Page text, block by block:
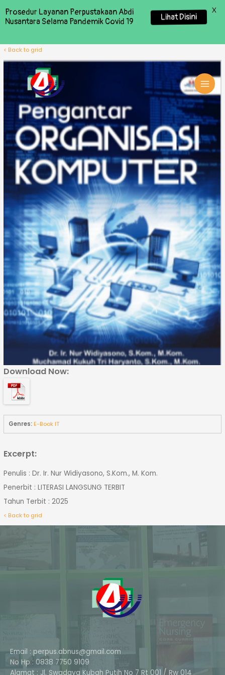
< Back to grid
Download Now:
Genres:E-Book IT
Excerpt:
Penulis : Dr. Ir. Nur Widiyasono, S.Kom., M. Kom.
Penerbit : LITERASI LANGSUNG TERBIT
Tahun Terbit : 2025
< Back to grid
Email : perpus.abnus@gmail.com
No Hp : 0838 7750 9109
Alamat : Jl. Swadaya Kubah Putih No 7 Rt 001 / Rw 014
Prosedur Layanan Perpustakaan Abdi
Nusantara Selama Pandemik Covid 19
Lihat Disini
X